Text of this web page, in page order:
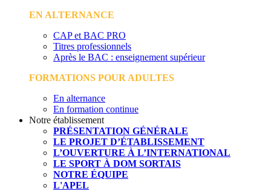
EN ALTERNANCE
CAP et BAC PRO
Titres professionnels
Après le BAC : enseignement supérieur
FORMATIONS POUR ADULTES
En alternance
En formation continue
Notre établissement
PRÉSENTATION GÉNÉRALE
LE PROJET D’ÉTABLISSEMENT
L’OUVERTURE À L’INTERNATIONAL
LE SPORT À DOM SORTAIS
NOTRE ÉQUIPE
L'APEL